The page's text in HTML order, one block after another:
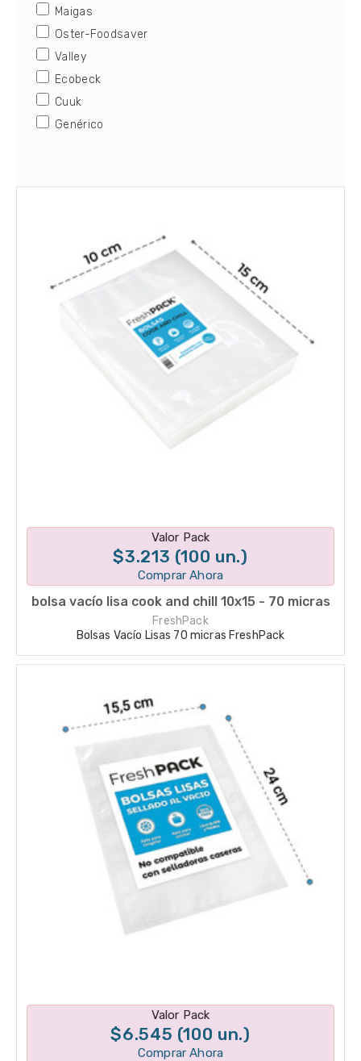
Maigas
Oster-Foodsaver
Valley
Ecobeck
Cuuk
Genérico
Disponible en 1 variantes
Valor Pack
$3.213 (100 un.)
Comprar Ahora
bolsa vacío lisa cook and chill 10x15 - 70 micras
FreshPack
Bolsas Vacío Lisas 70 micras FreshPack
Disponible en 1 variantes
Valor Pack
$6.545 (100 un.)
Comprar Ahora